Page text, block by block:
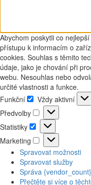
Abychom poskytli co
přístupu k informacím o
cookies. Souhlas s těmito
údaje, jako je chování při
webu. Nesouhlas nebo
určité vlastnosti a funkce.
Funkční
Funkční
Vždy aktivní
Předvolby
Předvolby
Statistiky
Statistiky
Marketing
Marketing
Spravovat možnosti
Spravovat služby
Správa
Přečtěte si více o